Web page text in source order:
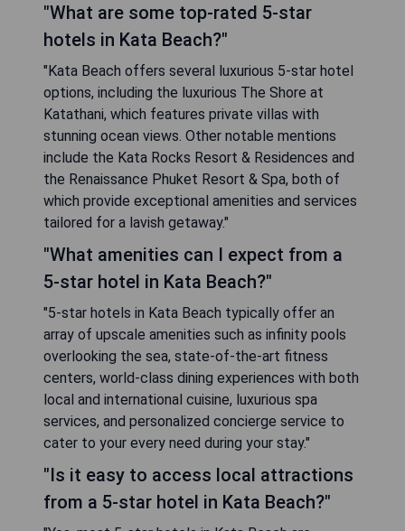
"What are some top-rated 5-star
hotels in Kata Beach?"
"Kata Beach offers several luxurious 5-star hotel
options, including the luxurious The Shore at
Katathani, which features private villas with
stunning ocean views. Other notable mentions
include the Kata Rocks Resort & Residences and
the Renaissance Phuket Resort & Spa, both of
which provide exceptional amenities and services
tailored for a lavish getaway."
"What amenities can I expect from a
5-star hotel in Kata Beach?"
"5-star hotels in Kata Beach typically offer an
array of upscale amenities such as infinity pools
overlooking the sea, state-of-the-art fitness
centers, world-class dining experiences with both
local and international cuisine, luxurious spa
services, and personalized concierge service to
cater to your every need during your stay."
"Is it easy to access local attractions
from a 5-star hotel in Kata Beach?"